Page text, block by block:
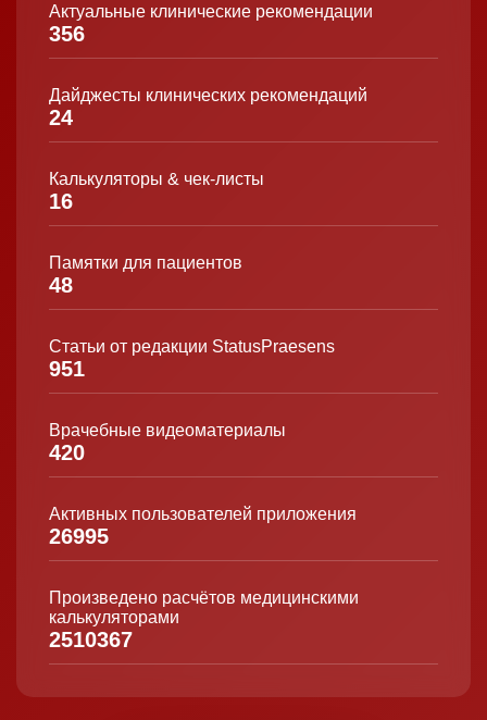
Актуальные клинические рекомендации
356
Дайджесты клинических рекомендаций
24
Калькуляторы & чек-листы
16
Памятки для пациентов
48
Статьи от редакции StatusPraesens
951
Врачебные видеоматериалы
420
Активных пользователей приложения
26995
Произведено расчётов медицинскими
калькуляторами
2510367